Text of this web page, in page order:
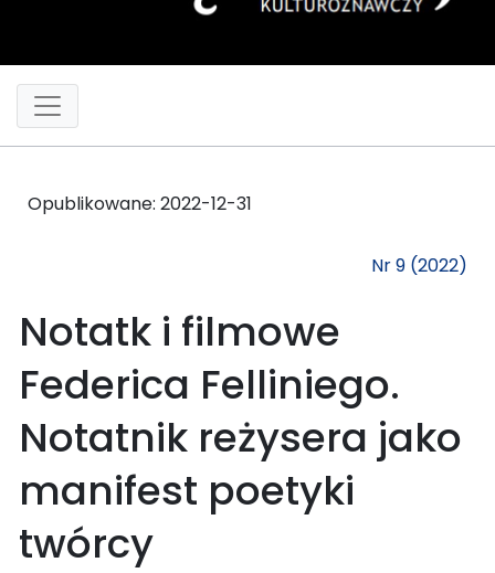
Opublikowane: 2022-12-31
Nr 9 (2022)
Notatk i filmowe
Federica Felliniego.
Notatnik reżysera jako
manifest poetyki
twórcy